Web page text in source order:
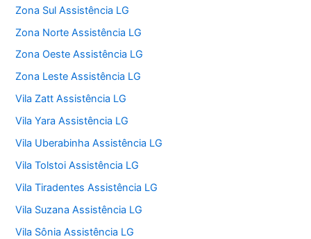
Zona Sul Assistência LG
Zona Norte Assistência LG
Zona Oeste Assistência LG
Zona Leste Assistência LG
Vila Zatt Assistência LG
Vila Yara Assistência LG
Vila Uberabinha Assistência LG
Vila Tolstoi Assistência LG
Vila Tiradentes Assistência LG
Vila Suzana Assistência LG
Vila Sônia Assistência LG